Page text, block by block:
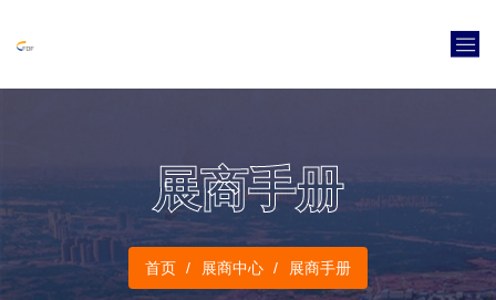
展商手册
首页 展商中心 展商手册